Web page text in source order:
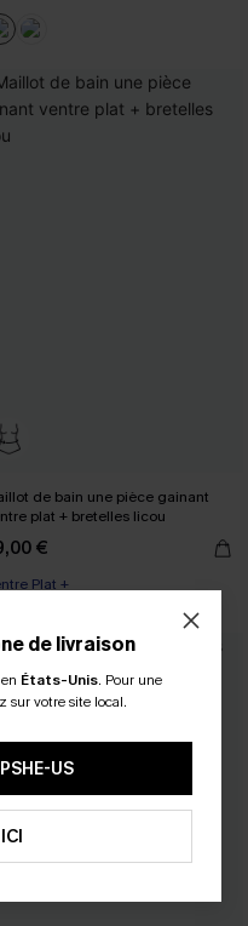
de bain une pièce gainant
plat + bretelles licou
€
Plat +
de livraison
États-Unis. Pour une
sur votre site local.
US